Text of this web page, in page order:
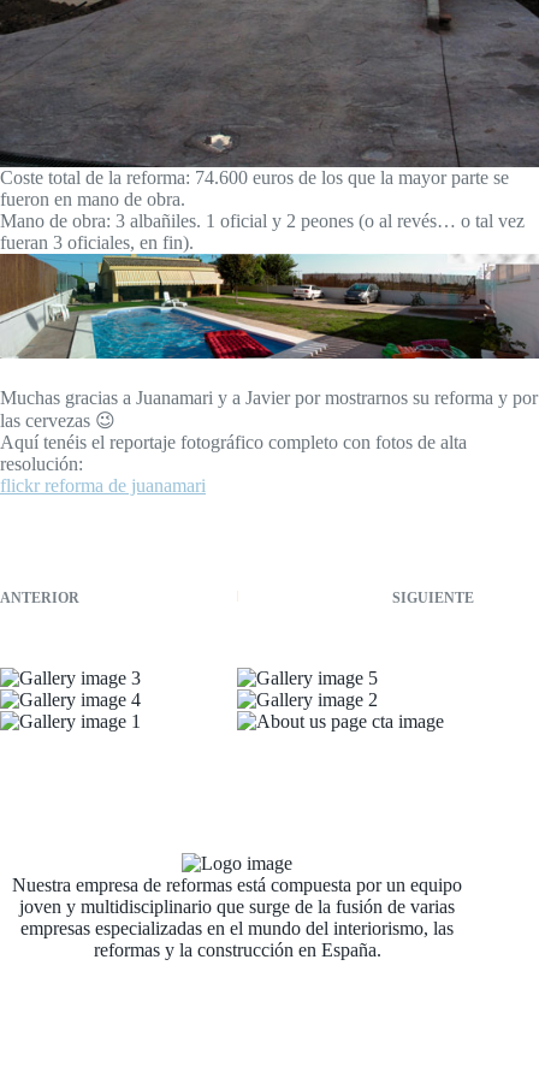
Coste total de la reforma: 74.600 euros de los que la mayor parte se
fueron en mano de obra.
Mano de obra: 3 albañiles. 1 oficial y 2 peones (o al revés… o tal vez
fueran 3 oficiales, en fin).
Muchas gracias a Juanamari y a Javier por mostrarnos su reforma y por
las cervezas 😉
Aquí tenéis el reportaje fotográfico completo con fotos de alta
resolución:
flickr reforma de juanamari
ANTERIOR SIGUIENTE
Nuestra empresa de reformas está compuesta por un equipo
joven y multidisciplinario que surge de la fusión de varias
empresas especializadas en el mundo del interiorismo, las
reformas y la construcción en España.